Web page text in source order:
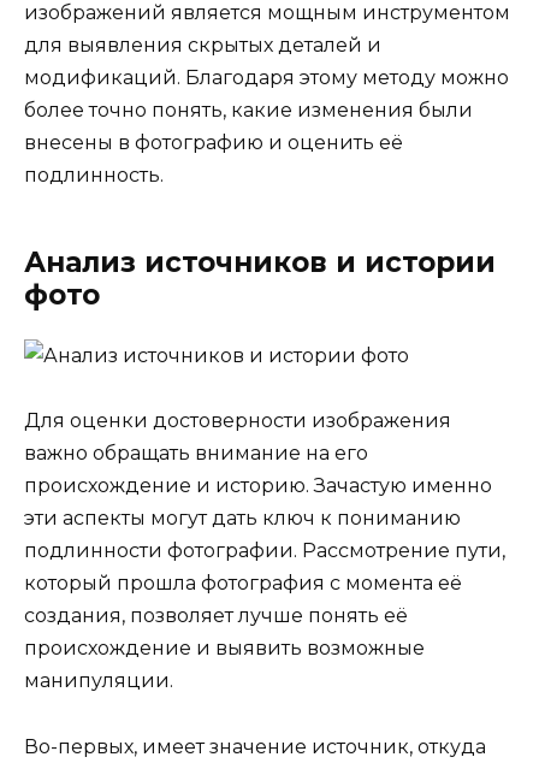
изображений является мощным инструментом
для выявления скрытых деталей и
модификаций. Благодаря этому методу можно
более точно понять, какие изменения были
внесены в фотографию и оценить её
подлинность.
Анализ источников и истории
фото
Для оценки достоверности изображения
важно обращать внимание на его
происхождение и историю. Зачастую именно
эти аспекты могут дать ключ к пониманию
подлинности фотографии. Рассмотрение пути,
который прошла фотография с момента её
создания, позволяет лучше понять её
происхождение и выявить возможные
манипуляции.
Во-первых, имеет значение источник, откуда